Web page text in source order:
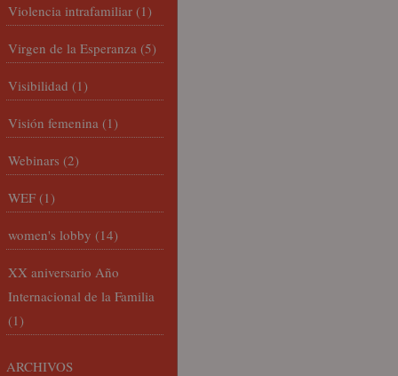
Violencia intrafamiliar (1)
Virgen de la Esperanza (5)
Visibilidad (1)
Visión femenina (1)
Webinars (2)
WEF (1)
women's lobby (14)
XX aniversario Año
Internacional de la Familia
(1)
ARCHIVOS